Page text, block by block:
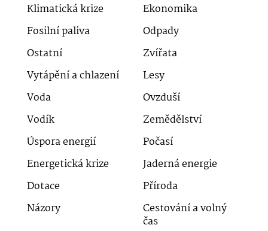
Klimatická krize
Ekonomika
Fosilní paliva
Odpady
Ostatní
Zvířata
Vytápění a chlazení
Lesy
Voda
Ovzduší
Vodík
Zemědělství
Úspora energií
Počasí
Energetická krize
Jaderná energie
Dotace
Příroda
Názory
Cestování a volný
čas